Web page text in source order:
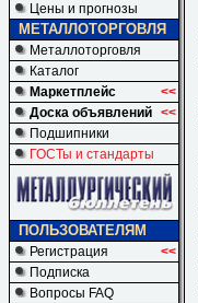
Цены и прогнозы
МЕТАЛЛОТОРГОВЛЯ
Металлоторговля
Каталог
Маркетплейс
<<
Доска объявлений <<
Подшипники
ГОСТы и стандарты
ПОЛЬЗОВАТЕЛЯМ
Регистрация
<<
Подписка
Вопросы FAQ